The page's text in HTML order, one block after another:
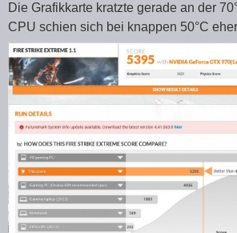
Die Grafikkarte kratzte gerade an der
CPU schien sich bei knappen 50°C